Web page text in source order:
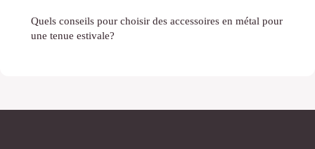
Quels conseils pour choisir des accessoires en métal pour
une tenue estivale?